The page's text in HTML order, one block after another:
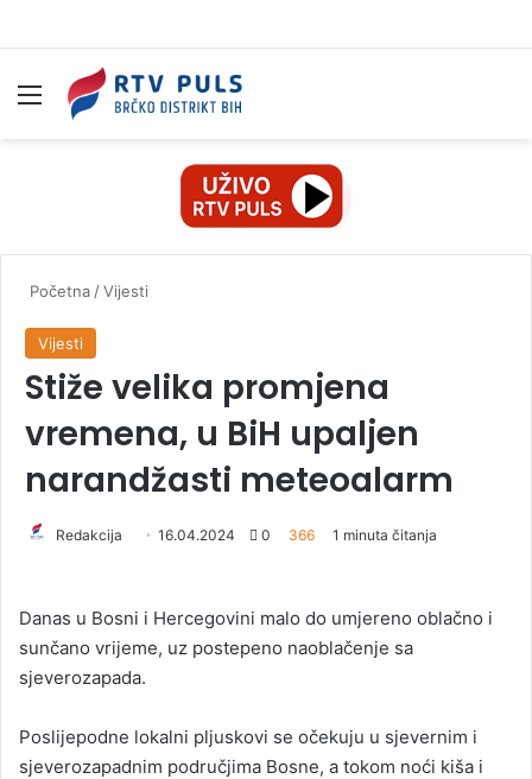
Izbornik
Početna /Vijesti
Vijesti
Stiže velika promjena
vremena, u BiH upaljen
narandžasti meteoalarm
Redakcija
d
a
n
m
a
16.04.2024 0 366 1 minuta čitanja
Danas u Bosni i Hercegovini malo do umjereno oblačno i
sunčano vrijeme, uz postepeno naoblačenje sa
sjeverozapada.
Poslijepodne lokalni pljuskovi se očekuju u sjevernim i
sjeverozapadnim područjima Bosne, a tokom noći kiša i